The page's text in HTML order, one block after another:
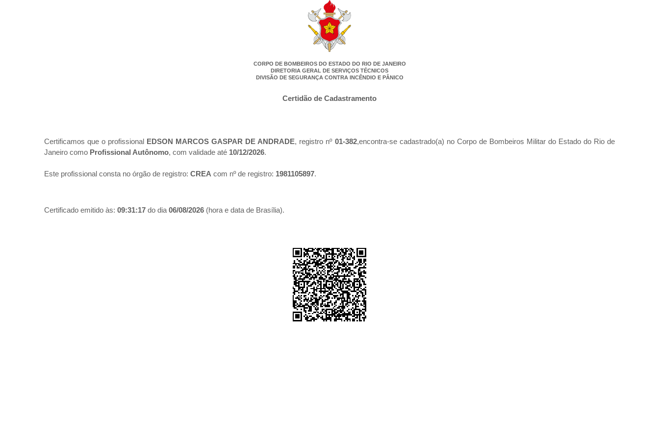
CORPO DE BOMBEIROS DO ESTADO DO RIO DE JANEIRO
DIRETORIA GERAL DE SERVIÇOS TÉCNICOS
DIVISÃO DE SEGURANÇA CONTRA INCÊNDIO E PÂNICO
Certidão de Cadastramento
Certificamos que o profissional EDSON MARCOS GASPAR DE ANDRADE, registro nº 01-382,encontra-se cadastrado(a) no Corpo de Bombeiros Militar do Estado do Rio de
Janeiro como Profissional Autônomo, com validade até 10/12/2026.
Este profissional consta no órgão de registro: CREA com nº de registro: 1981105897.
Certificado emitido às: 09:31:17 do dia 06/08/2026 (hora e data de Brasília).